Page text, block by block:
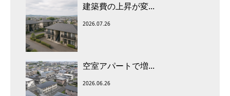
建築費の上昇が変...
2026.07.26
空室アパートで増...
2026.06.26